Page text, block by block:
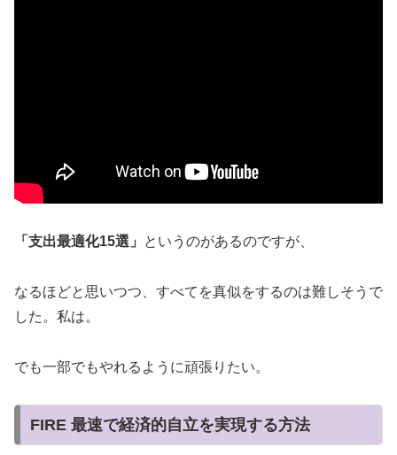
「支出最適化15選」 というのがあるのですが、
なるほどと思いつつ、すべてを真似をするのは難しそうで
した。私は。
でも一部でもやれるように頑張りたい。
FIRE 最速で経済的自立を実現する方法